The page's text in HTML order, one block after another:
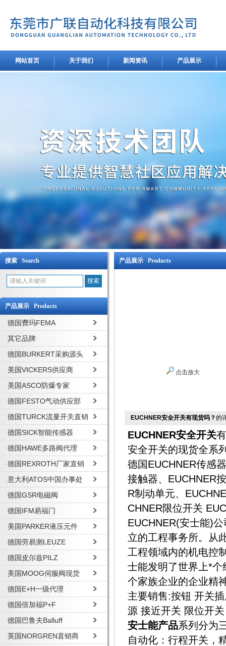
网站首页 关于我们 新闻资讯 产品展示
搜索 Search
产品展示 Products
德国费玛FEMA
其它品牌
德国BURKERT采购源头
美国VICKERS供应商
美国ASCO防爆专家
德国FESTO气动供应部
德国TURCK流量开关直销
德国SICK智能传感器
德国HAWE多路阀代理
德国REXROTH厂家直销
意大利ATOS中国办事处
德国GSR电磁阀
德国IFM易福门
美国PARKER液压元件
德国劳易测LEUZE
德国皮尔兹PILZ
美国MOOG伺服阀现货
德国E+H一级代理
德国倍加福P+F
德国巴鲁夫Balluff
英国NORGREN直销商
产品展示 Products
点击放大
EUCHNER安全开关有现货吗？的
EUCHNER安全开关
安全开关的现货全系
德国EUCHNER传感
接触器、EUCHNER
R制动单元、
CHNER限位开关
EUCHNER(安士能)
立的工程事务所。从
工程领域内的机电控
士能发明了世界上*
个家族企业的企业精
主要销售:按钮 开关
源 接近开关 限位开
安士能产品系列分为
自动化：行程开关，